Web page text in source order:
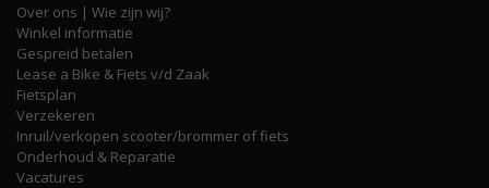
Over ons | Wie zijn wij?
Winkel informatie
Gespreid betalen
Lease a Bike & Fiets v/d Zaak
Fietsplan
Verzekeren
Inruil/verkopen scooter/brommer of fiets
Onderhoud & Reparatie
Vacatures